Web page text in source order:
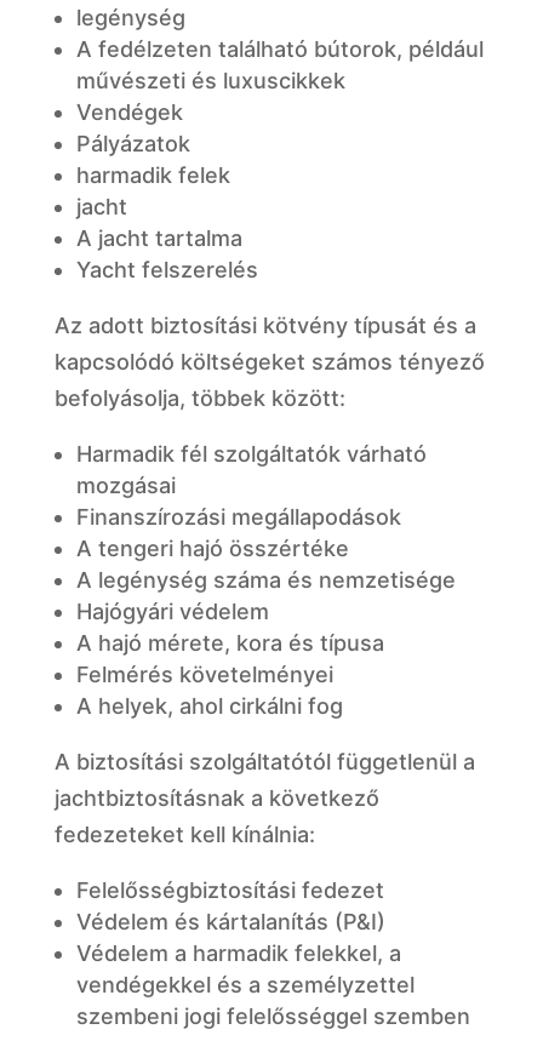
legénység
A fedélzeten található bútorok, például
művészeti és luxuscikkek
Vendégek
Pályázatok
harmadik felek
jacht
A jacht tartalma
Yacht felszerelés
Az adott biztosítási kötvény típusát és a
kapcsolódó költségeket számos tényező
befolyásolja, többek között:
Harmadik fél szolgáltatók várható
mozgásai
Finanszírozási megállapodások
A tengeri hajó összértéke
A legénység száma és nemzetisége
Hajógyári védelem
A hajó mérete, kora és típusa
Felmérés követelményei
A helyek, ahol cirkálni fog
A biztosítási szolgáltatótól függetlenül a
jachtbiztosításnak a következő
fedezeteket kell kínálnia:
Felelősségbiztosítási fedezet
Védelem és kártalanítás (P&I)
Védelem a harmadik felekkel, a
vendégekkel és a személyzettel
szembeni jogi felelősséggel szemben